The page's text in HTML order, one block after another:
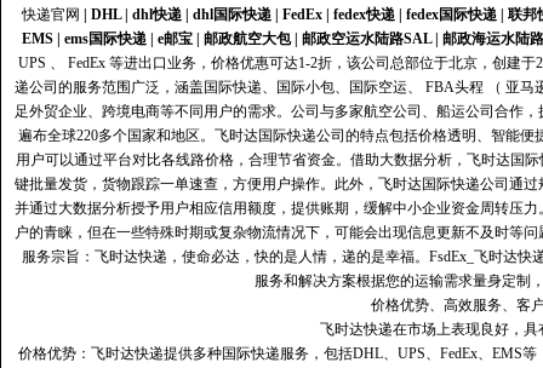
快递官网
DHL| dhl快递| dhl国际快递| FedEx| fedex快递| fedex国际快递| 联邦
EMS| ems国际快递| e邮宝| 邮政航空大包| 邮政空运水陆路SAL| 邮政海运水陆路
UPS 、 FedEx 等进出口业务，价格优惠可达1-2折，该公司总部位于北京，创建
递公司的服务范围广泛，涵盖国际快递、国际小包、国际空运、 FBA头程 （ 亚
足外贸企业、跨境电商等不同用户的需求。公司与多家航空公司、船运公司合作
遍布全球220多个国家和地区。飞时达国际快递公司的特点包括价格透明、智能
用户可以通过平台对比各线路价格，合理节省资金。借助大数据分析，飞时达国
键批量发货，货物跟踪一单速查，方便用户操作。此外，飞时达国际快递公司通
并通过大数据分析授予用户相应信用额度，提供账期，缓解中小企业资金周转压
户的青睐，但在一些特殊时期或复杂物流情况下，可能会出现信息更新不及时等
服务宗旨：飞时达快递，使命必达，快的是人情，递的是幸福。FsdEx_飞时达
服务和解决方案根据您的运输需求量身定制
价格优势、高效服务、客
飞时达快递在市场上表现良好，
价格优势：飞时达快递提供多种国际快递服务，包括DHL、UPS、FedEx、EMS